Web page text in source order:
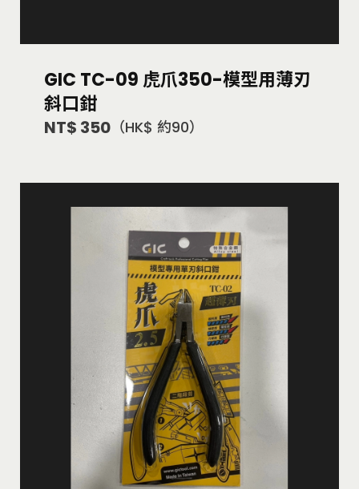
GIC TC-09 虎爪350-模型用薄刃
斜口鉗
NT$ 350 （HK$ 約90）